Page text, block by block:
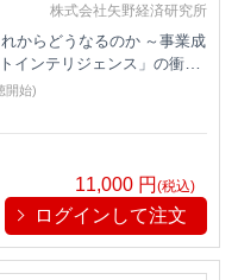
株式会社矢野経済研究所
からどうなるのか ～事業成
インテリジェンス」の衝撃
開始)
11,000 円(税込)
ログインして注文